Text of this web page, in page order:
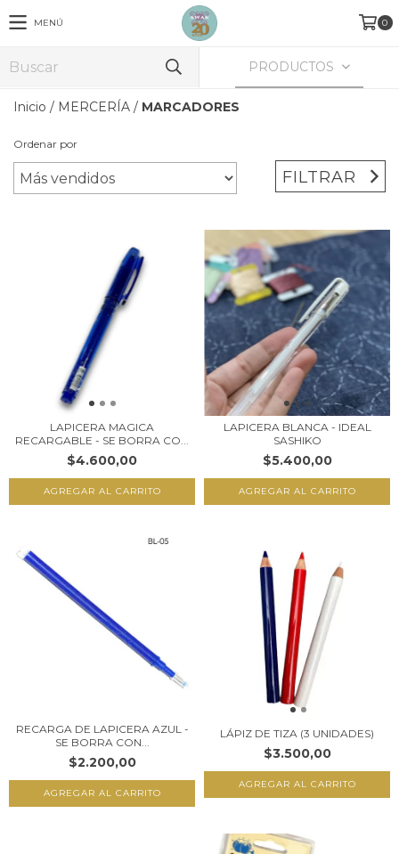
MENÚ 0
PRODUCTOS
Inicio / MERCERÍA / MARCADORES
Ordenar por
FILTRAR
LAPICERA MAGICA
RECARGABLE - SE BORRA CO...
$4.600,00
AGREGAR AL CARRITO
LAPICERA BLANCA - IDEAL
SASHIKO
$5.400,00
RECARGA DE LAPICERA AZUL -
SE BORRA CON...
$2.200,00
AGREGAR AL CARRITO
LÁPIZ DE TIZA (3 UNIDADES)
$3.500,00